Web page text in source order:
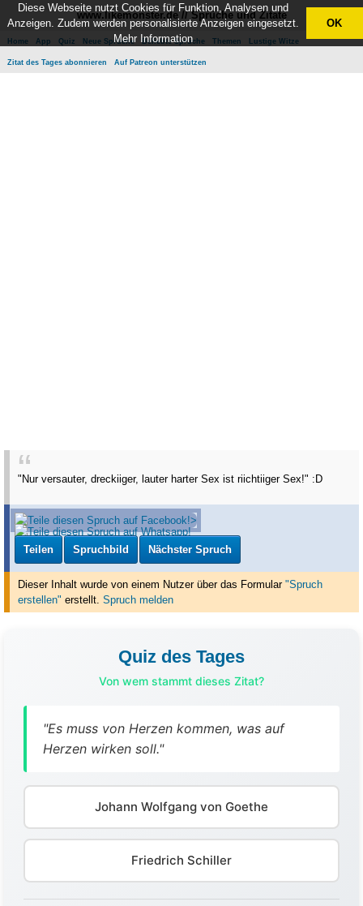
www.likemonster.de // Sprüche und Zitate
Home App Quiz Neue Sprüche Beliebte Sprüche Themen Lustige Witze
Zitat des Tages abonnieren Auf Patreon unterstützen
"Nur versauter, dreckiiger, lauter harter Sex ist riichtiiger Sex!" :D
Teilen Spruchbild Nächster Spruch
Dieser Inhalt wurde von einem Nutzer über das Formular "Spruch
erstellen" erstellt. Spruch melden
Quiz des Tages
Von wem stammt dieses Zitat?
"Es muss von Herzen kommen, was auf
Herzen wirken soll."
Johann Wolfgang von Goethe
Friedrich Schiller
Diese Webseite nutzt Cookies für Funktion, Analysen und
Anzeigen. Zudem werden personalisierte Anzeigen eingesetzt.
Mehr Information
OK